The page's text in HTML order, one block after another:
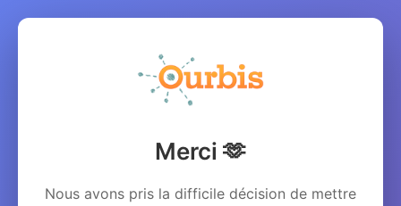
Merci 🫶
Nous avons pris la difficile décision de mettre